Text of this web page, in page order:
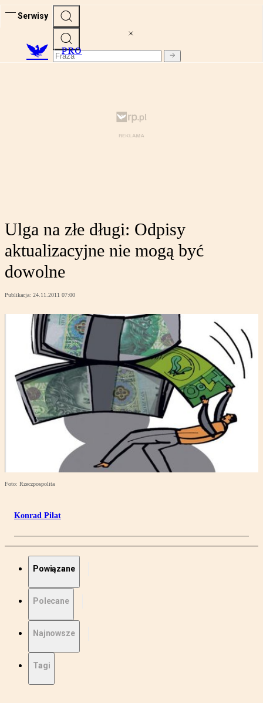
Serwisy
PRO
Ulga na złe długi: Odpisy
aktualizacyjne nie mogą być
dowolne
Publikacja: 24.11.2011 07:00
Foto: Rzeczpospolita
Konrad Piłat
Powiązane
Polecane
Najnowsze
Tagi